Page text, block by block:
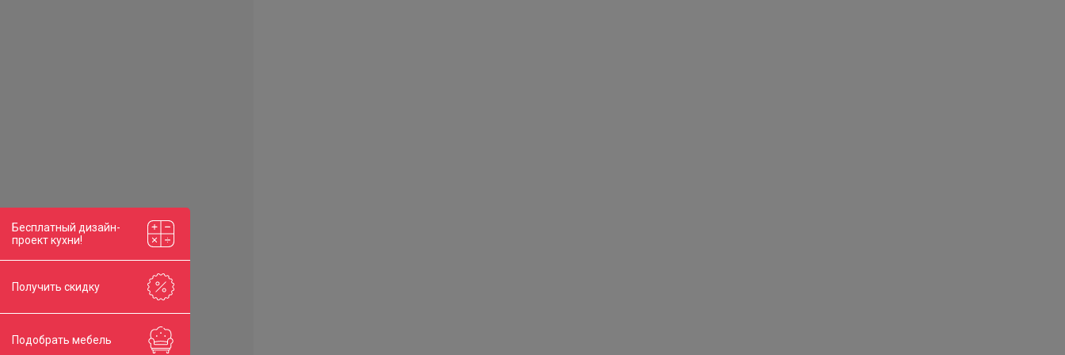
Бесплатный дизайн-
проект кухни!
Получить скидку
Подобрать мебель